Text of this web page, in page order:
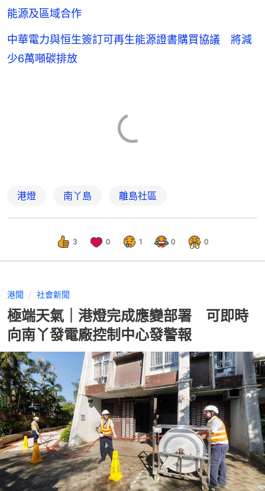
能源及區域合作
中華電力與恒生簽訂可再生能源證書購買協議 將減
少6萬噸碳排放
港燈 南丫島 離島社區
3 0 1 0 0
港聞 社會新聞
極端天氣｜港燈完成應變部署 可即時
向南丫發電廠控制中心發警報